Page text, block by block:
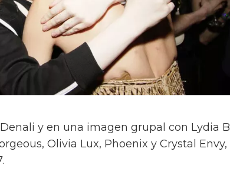
y en una imagen grupal con Lydia B
Olivia Lux, Phoenix y Crystal Envy,